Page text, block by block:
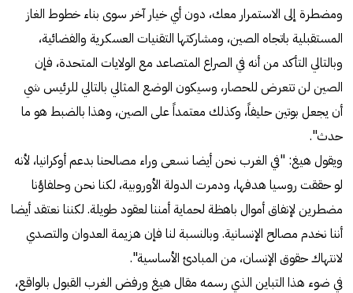
ومضطرة إلى الاستمرار معك، دون أي خيار آخر سوى بناء خطوط الغاز
المستقبلية باتجاه الصين، ومشاركتها التقنيات العسكرية والفضائية،
وبالتالي التأكد من أنه في الصراع المتصاعد مع الولايات المتحدة، فإن
الصين لن تتعرض للحصار، وسيكون الوضع المثالي بالتالي للرئيس شي
أن يجعل بوتين حليفاً، وكذلك معتمداً على الصين، وهذا بالضبط هو ما
حدث".
ويقول هيغ: "في الغرب نحن أيضا نسعى وراء مصالحنا بدعم أوكرانيا، لأنه
لو حققت روسيا هدفها، ودمرت الدولة الأوروبية، لكنا نحن وحلفاؤنا
مضطرين لإنفاق أموال باهظة لحماية أمننا لعقود طويلة. لكننا نعتقد أيضا
أننا نخدم مصالح الإنسانية. وبالنسبة لنا فإن هزيمة العدوان والتصدي
لانتهاك حقوق الإنسان، من المبادئ الأساسية".
في ضوء هذا التباين الذي رسمه مقال هيغ ورفض الغرب القبول بالواقع،